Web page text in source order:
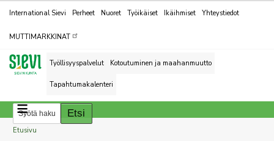
Kohderyhmät
International Sievi Perheet Nuoret Työikäiset Ikäihmiset Yhteystiedot
MUTTIMARKKINAT
Työllisyyspalvelut Kotoutuminen ja maahanmuutto
Tapahtumakalenteri
Breadcrumbs
You
Etusivu